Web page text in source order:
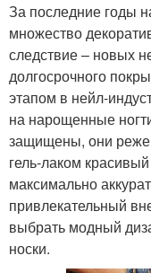
За последние годы
множество
следствие – новых
долгосрочного
этапом в нейл-
на нарощенные
защищены, они реже
гель-лаком
максимально
привлекательный
выбрать модный
носки.